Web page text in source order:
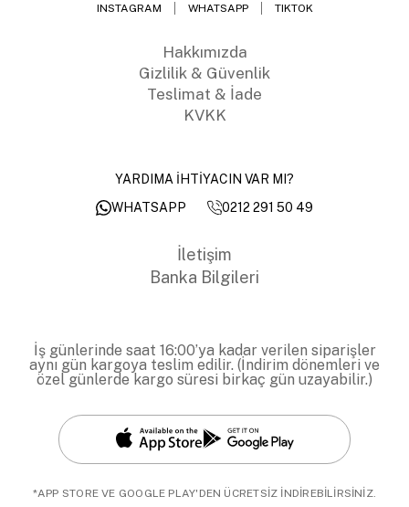
INSTAGRAM WHATSAPP TIKTOK
Hakkımızda
Gizlilik & Güvenlik
Teslimat & İade
KVKK
YARDIMA İHTİYACIN VAR MI?
WHATSAPP
0212 291 50 49
İletişim
Banka Bilgileri
İş günlerinde saat 16:00’ya kadar verilen siparişler
aynı gün kargoya teslim edilir. (İndirim dönemleri ve
özel günlerde kargo süresi birkaç gün uzayabilir.)
*APP STORE VE GOOGLE PLAY'DEN ÜCRETSİZ İNDİREBİLİRSİNİZ.